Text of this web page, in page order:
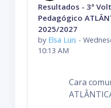
Resultados - 3ª
Pedagógico
2025/2027
by Elsa Luis -
10:13 AM
Number of replies:
Cara